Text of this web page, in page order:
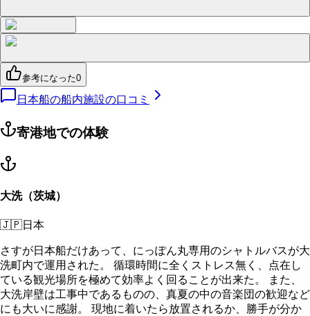
参考になった0
日本船の船内施設の口コミ
寄港地での体験
大洗（茨城）
🇯🇵日本
さすが日本船だけあって、にっぽん丸専用のシャトルバスが大
洗町内で運用された。 循環時間に全くストレス無く、点在し
ている観光場所を極めて効率よく回ることが出来た。 また、
大洗岸壁は工事中であるものの、真夏の中の音楽団の歓迎など
にも大いに感謝。 現地に着いたら放置されるか、勝手が分か